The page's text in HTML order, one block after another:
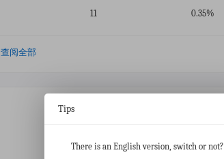
11 0.35%
查阅全部
Tips
There is an English version, switch or not?